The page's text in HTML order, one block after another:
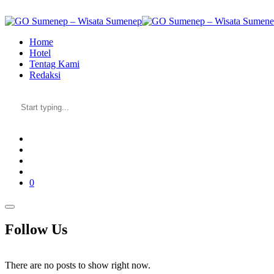
to
contentHome
Hotel
Tentag Kami
Redaksi
0
Follow Us
There are no posts to show right now.